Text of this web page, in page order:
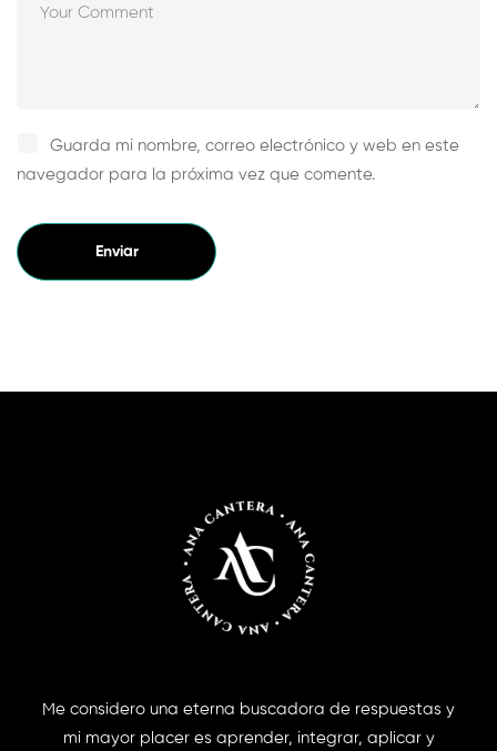
Guarda mi nombre, correo electrónico y web en este
navegador para la próxima vez que comente.
Me considero una eterna buscadora de respuestas y
mi mayor placer es aprender, integrar, aplicar y